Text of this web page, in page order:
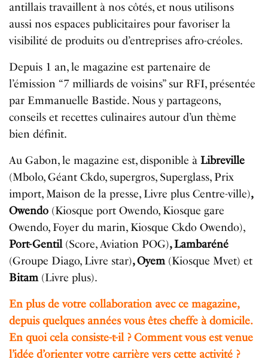
antillais travaillent à nos côtés, et nous utilisons
aussi nos espaces publicitaires pour favoriser la
visibilité de produits ou d’entreprises afro-créoles.
Depuis 1 an, le magazine est partenaire de
l’émission “7 milliards de voisins” sur RFI, présentée
par Emmanuelle Bastide. Nous y partageons,
conseils et recettes culinaires autour d’un thème
bien définit.
Au Gabon, le magazine est, disponible à Libreville
(Mbolo, Géant Ckdo, supergros, Superglass, Prix
import, Maison de la presse, Livre plus Centre-ville),
Owendo (Kiosque port Owendo, Kiosque gare
Owendo, Foyer du marin, Kiosque Ckdo Owendo),
Port-Gentil (Score, Aviation POG), Lambaréné
(Groupe Diago, Livre star), Oyem(Kiosque Mvet) et
Bitam (Livre plus).
En plus de votre collaboration avec ce magazine,
depuis quelques années vous êtes cheffe à domicile.
En quoi cela consiste-t-il ? Comment vous est venue
l’idée d’orienter votre carrière vers cette activité ?